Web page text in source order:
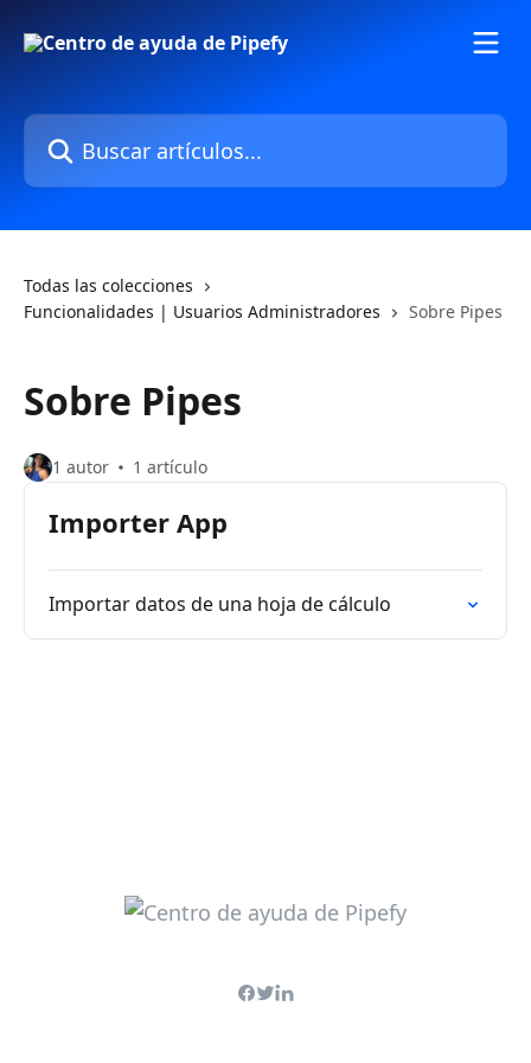
Buscar artículos...
Todas las colecciones
Funcionalidades | Usuarios Administradores
Sobre Pipes
Sobre Pipes
1 autor 1 artículo
Importer App
Importar datos de una hoja de cálculo